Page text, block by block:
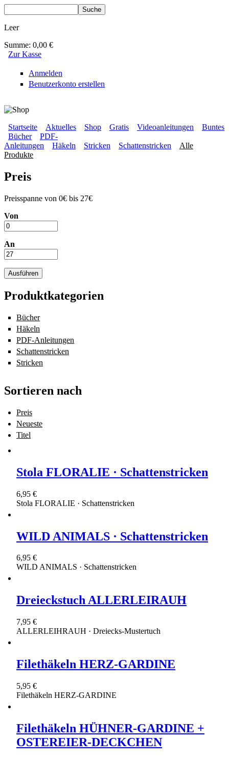
Leer
Summe: 0,00 €
Zur Kasse
Anmelden
Benutzerkonto erstellen
BLUMENBUNT VERLAG
Sekundärmenü
Startseite Aktuelles Shop Gratis Videoanleitungen Buntes
Hauptmenü
Bücher
PDF-
Anleitungen
Häkeln Stricken Schattenstricken
Alle
Produkte
Preis
Preisspanne von 0€ bis 27€
Von
An
Produktkategorien
BücherApply Bücher filter
Häkeln
PDF-Anleitungen
Schattenstricken
Stricken
Sortieren nach
Preis
Neueste
Titel
Stola FLORALIE · Schattenstricken
6,95 €
Stola FLORALIE · Schattenstricken
WILD ANIMALS · Schattenstricken
6,95 €
WILD ANIMALS · Schattenstricken
Dreieckstuch ALLERLEIRAUH
7,95 €
ALLERLEIHRAUH · Dreiecks-Mustertuch
Filethäkeln HERZ-GARDINE
5,95 €
Filethäkeln HERZ-GARDINE
Filethäkeln HÜHNER-GARDINE +
OSTEREIER-DECKCHEN